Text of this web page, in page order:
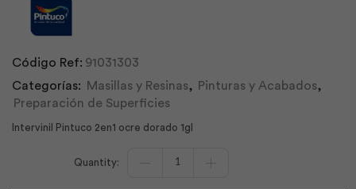
Código Ref: 91031303
Categorías:
Masillas y Resinas, Pinturas y Acabados,
Preparación de Superficies
Intervinil Pintuco 2en1 ocre dorado 1gl